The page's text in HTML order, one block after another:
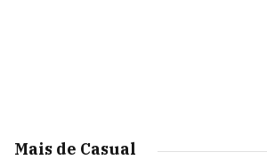
Mais de Casual